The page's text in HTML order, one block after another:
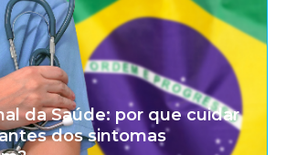
da Saúde: por que cuidar
dos sintomas